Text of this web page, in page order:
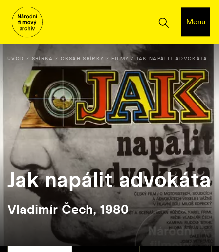
Menu
ÚVOD SBÍRKA OBSAH SBÍRKY FILMY JAK NAPÁLIT ADVOKÁTA
Jak napálit advokáta
Vladimír Čech, 1980